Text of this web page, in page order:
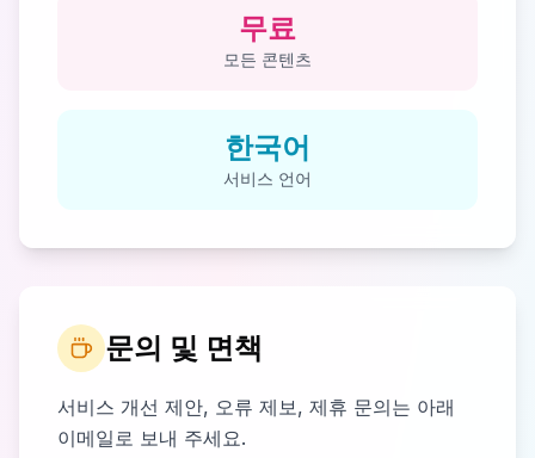
무료
모든 콘텐츠
한국어
서비스 언어
문의 및 면책
서비스 개선 제안, 오류 제보, 제휴 문의는 아래
이메일로 보내 주세요.